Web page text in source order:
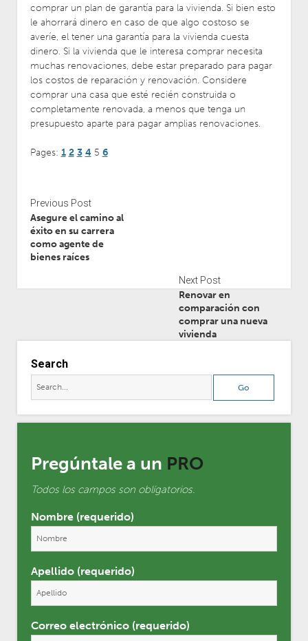
comprar un plan de garantía para la vivienda. Si bien esto
le ahorrará dinero en caso de que algo costoso se
averíe, el tener una garantía para la vivienda cuesta
dinero. Si la vivienda que le interesa comprar necesita
muchas renovaciones, debe estar preparado para pagar
los costos de reparación y renovación. Considere
comprar una casa que esté recién construida o
completamente renovada, a menos que tenga un
presupuesto aparte para pagar amplias renovaciones.
Pages: 1 2 3 4 5 6
Previous Post
Asegure el camino al
éxito en su carrera
como agente de
bienes raíces
Next Post
Renovar en
comparación con
comprar una nueva
vivienda
Search
Pregúntale a un PRO
Todos los campos son oblígatorios.
Nombre (requerido)
Apellido (requerido)
Correo electrónico (requerido)